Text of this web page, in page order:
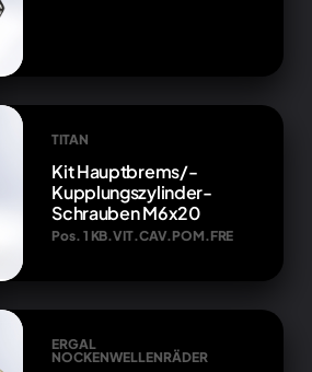
TITAN
Kit Hauptbrems/-
Kupplungszylinder-
Schrauben M6x20
Pos. 1 KB.VIT.CAV.POM.FRE
ERGAL
NOCKENWELLENRÄDER